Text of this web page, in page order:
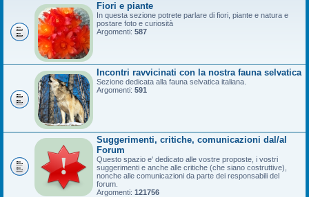
Fiori e piante
In questa sezione potrete parlare di fiori, piante e natura e
postare foto e curiosità
Argomenti: 587
Incontri ravvicinati con la nostra fauna selvatica
Sezione dedicata alla fauna selvatica italiana.
Argomenti: 591
Suggerimenti, critiche, comunicazioni dal/al
Forum
Questo spazio e' dedicato alle vostre proposte, i vostri
suggerimenti e anche alle critiche (che siano costruttive),
nonche alle comunicazioni da parte dei responsabili del
forum.
Argomenti: 121756